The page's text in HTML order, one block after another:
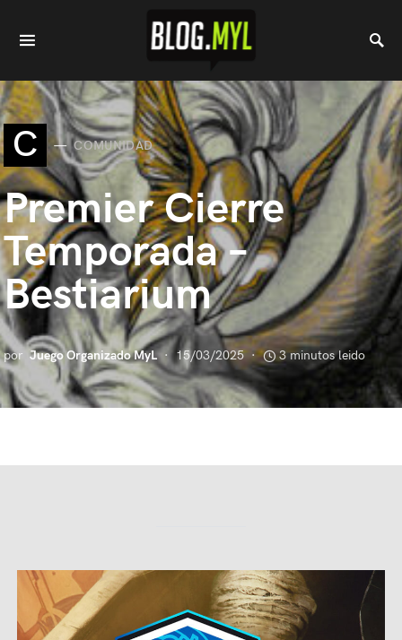
C COMUNIDAD
Premier Cierre
Temporada –
Bestiarium
por Juego Organizado MyL 15/03/2025 3 minutos leido